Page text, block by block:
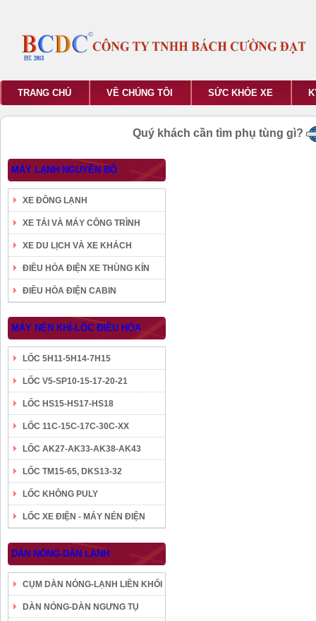
TRANG CHỦ VỀ CHÚNG TÔI SỨC KHỎE XE
Quý khách cần tìm phụ tùng gì?
MÁY LẠNH NGUYÊN BỘ
XE ĐÔNG LẠNH
XE TẢI VÀ MÁY CÔNG TRÌNH
XE DU LỊCH VÀ XE KHÁCH
ĐIỀU HÒA ĐIỆN XE THÙNG KÍN
ĐIỀU HÒA ĐIỆN CABIN
MÁY NÉN KHÍ-LỐC ĐIỀU HÒA
LỐC 5H11-5H14-7H15
LỐC V5-SP10-15-17-20-21
LỐC HS15-HS17-HS18
LỐC 11C-15C-17C-30C-XX
LỐC AK27-AK33-AK38-AK43
LỐC TM15-65, DKS13-32
LỐC KHÔNG PULY
LỐC XE ĐIỆN - MÁY NÉN ĐIỆN
DÀN NÓNG-DÀN LẠNH
CỤM DÀN NÓNG-LẠNH LIỀN KHỐI
DÀN NÓNG-DÀN NGƯNG TỤ